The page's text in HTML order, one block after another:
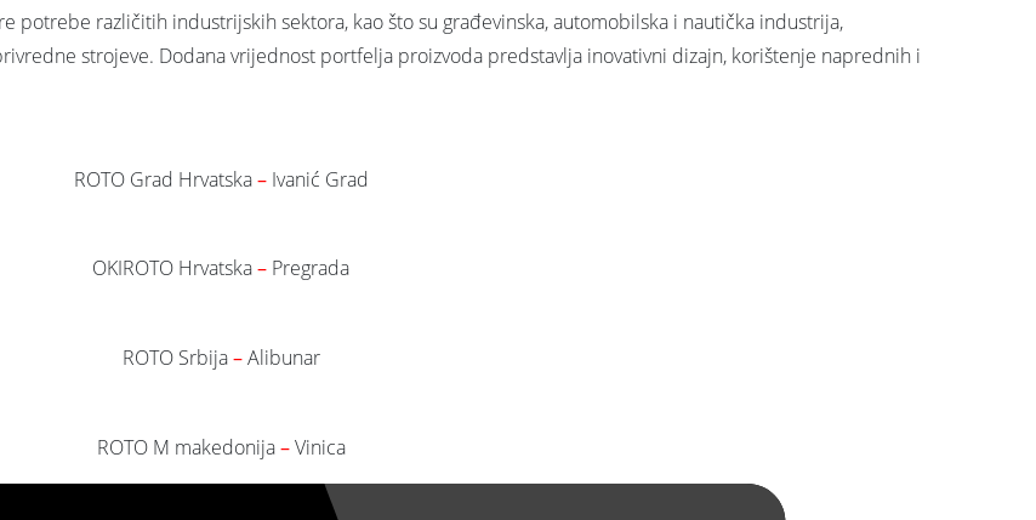
potrebe različitih industrijskih sektora, kao što su građevinska, automobilska i nautička industrija,
strojeve. Dodana vrijednost portfelja proizvoda predstavlja inovativni dizajn, korištenje naprednih i
ROTO Grad Hrvatska–Ivanić Grad
OKIROTO Hrvatska– Pregrada
ROTO Srbija–Alibunar
ROTO M makedonija–Vinica